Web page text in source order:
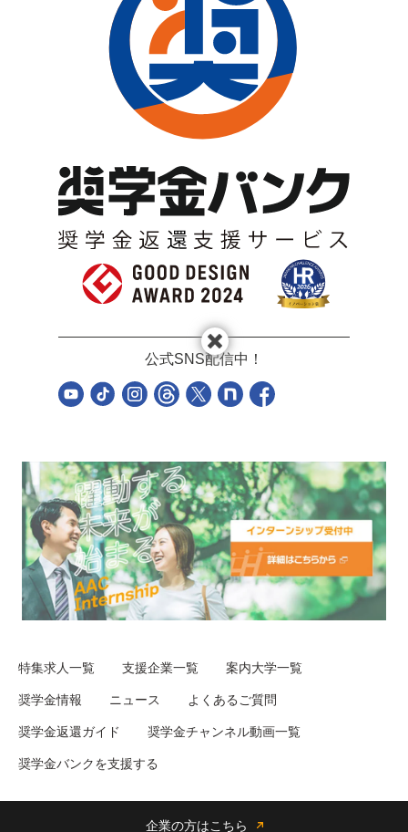
公式SNS配信中！
特集求人一覧 支援企業一覧 案内大学一覧
奨学金情報 ニュース よくあるご質問
奨学金返還ガイド 奨学金チャンネル動画一覧
奨学金バンクを支援する
企業の方はこちら